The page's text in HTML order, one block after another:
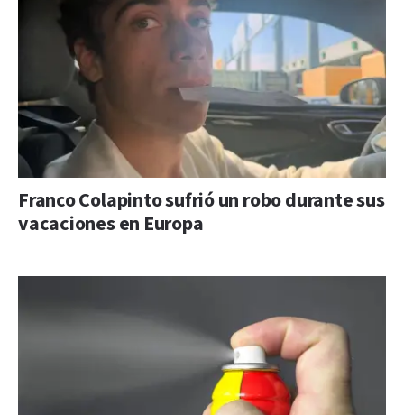
Franco Colapinto sufrió un robo durante sus
vacaciones en Europa